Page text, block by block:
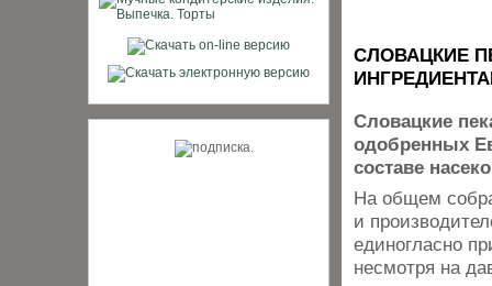
СЛОВАЦКИЕ
Словацкие
одобренных
составе
На общем
и
единогласно
несмотря на